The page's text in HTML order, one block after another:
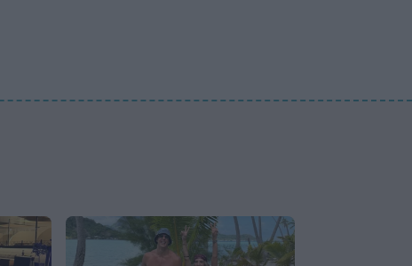
λειτουργεί συνειδητά για να
δημιουργεί χάος